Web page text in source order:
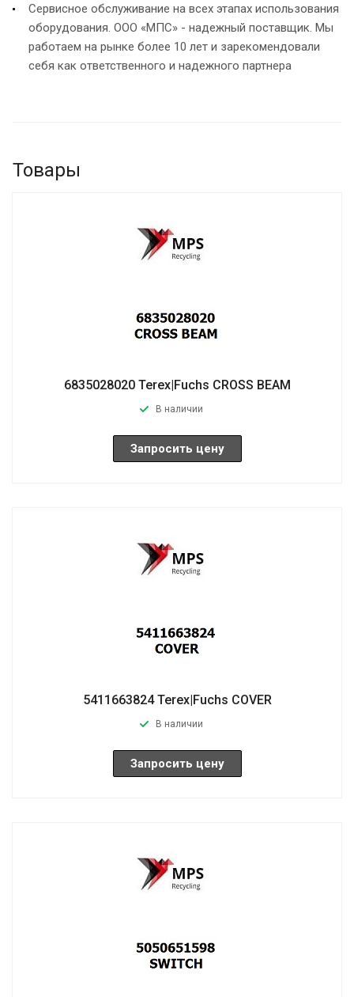
Сервисное обслуживание на всех этапах использования
оборудования. ООО «МПС» - надежный поставщик. Мы
работаем на рынке более 10 лет и зарекомендовали
себя как ответственного и надежного партнера
Товары
6835028020 Terex|Fuchs CROSS BEAM
В наличии
Запросить цену
5411663824 Terex|Fuchs COVER
В наличии
Запросить цену